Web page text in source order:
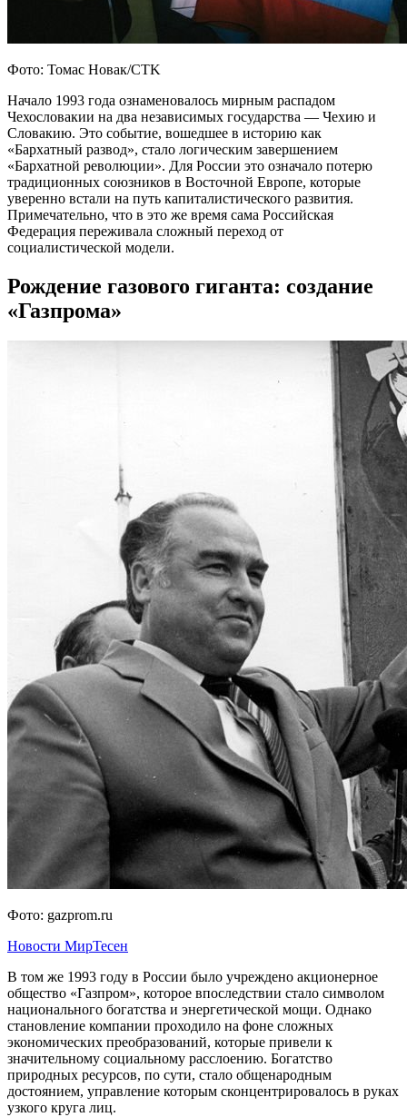
Фото: Томас Новак/CTK
Начало 1993 года ознаменовалось мирным распадом
Чехословакии на два независимых государства — Чехию и
Словакию. Это событие, вошедшее в историю как
«Бархатный развод», стало логическим завершением
«Бархатной революции». Для России это означало потерю
традиционных союзников в Восточной Европе, которые
уверенно встали на путь капиталистического развития.
Примечательно, что в это же время сама Российская
Федерация переживала сложный переход от
социалистической модели.
Рождение газового гиганта: создание
«Газпрома»
Фото: gazprom.ru
Новости МирТесен
В том же 1993 году в России было учреждено акционерное
общество «Газпром», которое впоследствии стало символом
национального богатства и энергетической мощи. Однако
становление компании проходило на фоне сложных
экономических преобразований, которые привели к
значительному социальному расслоению. Богатство
природных ресурсов, по сути, стало общенародным
достоянием, управление которым сконцентрировалось в руках
узкого круга лиц.